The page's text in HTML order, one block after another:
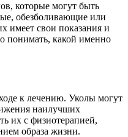
которые могут быть
обезболивающие или
имеет свои показания и
понимать, какой именно
к лечению. Уколы могут
наилучших
их с физиотерапией,
образа жизни.